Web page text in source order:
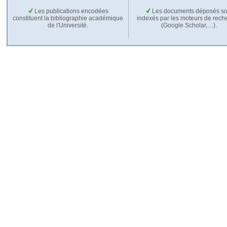
Les publications encodées
constituent la bibliographie académique
de l'Université.
Les documents déposés
indexés par les moteurs de
(Google Scholar,…).